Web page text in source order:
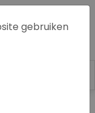
gebruiken